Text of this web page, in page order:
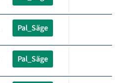
Pal_Säge
Pal_Säge